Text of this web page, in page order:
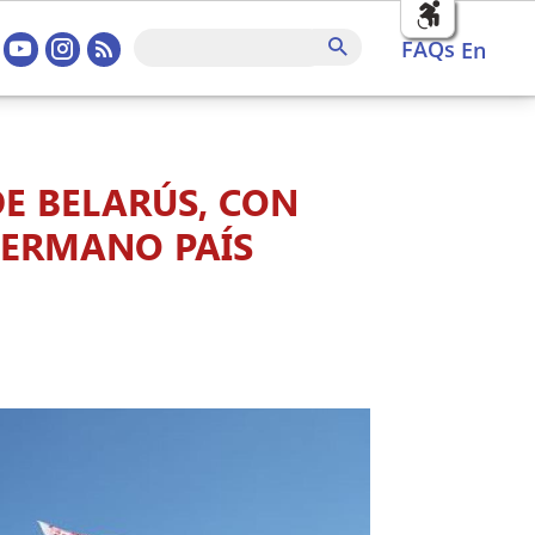
home
FAQs
FAQs en
BELARÚS, CON
PAÍS